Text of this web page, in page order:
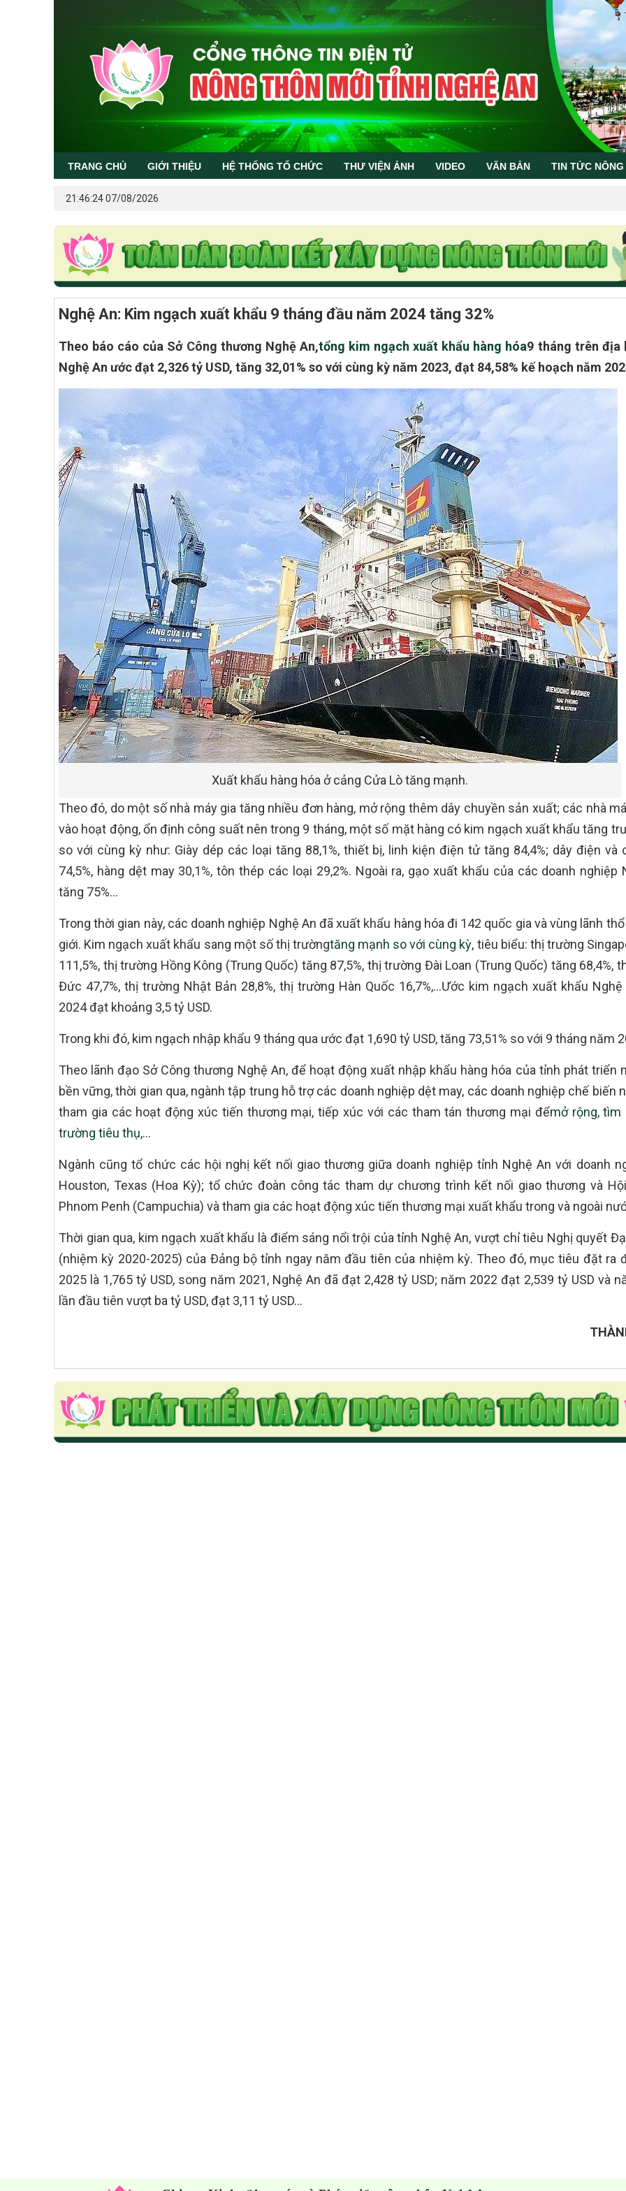
TRANG CHỦ GIỚI THIỆU HỆ THỐNG TỔ CHỨC THƯ VIỆN ẢNH VIDEO VĂN BẢN TIN TỨC
21:46:24 07/08/2026
Nghệ An: Kim ngạch xuất khẩu 9 tháng đầu năm 2024 tăng 32%
Theo báo cáo của Sở Công thương Nghệ An,tổng kim ngạch xuất khẩu hàng hóa9 tháng trên địa
Nghệ An ước đạt 2,326 tỷ USD, tăng 32,01% so với cùng kỳ năm 2023, đạt 84,58% kế hoạch năm
Xuất khẩu hàng hóa ở cảng Cửa Lò tăng mạnh.
Theo đó, do một số nhà máy gia tăng nhiều đơn hàng, mở rộng thêm dây chuyền sản xuất; các nhà
vào hoạt động, ổn định công suất nên trong 9 tháng, một số mặt hàng có kim ngạch xuất khẩu tăng
so với cùng kỳ như: Giày dép các loại tăng 88,1%, thiết bị, linh kiện điện tử tăng 84,4%; dây điện và
74,5%, hàng dệt may 30,1%, tôn thép các loại 29,2%. Ngoài ra, gạo xuất khẩu của các doanh nghiệp
tăng 75%…
Trong thời gian này, các doanh nghiệp Nghệ An đã xuất khẩu hàng hóa đi 142 quốc gia và vùng lãnh
giới. Kim ngạch xuất khẩu sang một số thị trườngtăng mạnh so với cùng kỳ, tiêu biểu: thị trường
111,5%, thị trường Hồng Kông (Trung Quốc) tăng 87,5%, thị trường Đài Loan (Trung Quốc) tăng 68,4%,
Đức 47,7%, thị trường Nhật Bản 28,8%, thị trường Hàn Quốc 16,7%,…Ước kim ngạch xuất khẩu
2024 đạt khoảng 3,5 tỷ USD.
Trong khi đó, kim ngạch nhập khẩu 9 tháng qua ước đạt 1,690 tỷ USD, tăng 73,51% so với 9 tháng năm
Theo lãnh đạo Sở Công thương Nghệ An, để hoạt động xuất nhập khẩu hàng hóa của tỉnh phát triển
bền vững, thời gian qua, ngành tập trung hỗ trợ các doanh nghiệp dệt may, các doanh nghiệp chế biến
tham gia các hoạt động xúc tiến thương mại, tiếp xúc với các tham tán thương mại đểmở rộng, tìm
trường tiêu thụ,…
Ngành cũng tổ chức các hội nghị kết nối giao thương giữa doanh nghiệp tỉnh Nghệ An với doanh
Houston, Texas (Hoa Kỳ); tổ chức đoàn công tác tham dự chương trình kết nối giao thương và
Phnom Penh (Campuchia) và tham gia các hoạt động xúc tiến thương mại xuất khẩu trong và ngoài
Thời gian qua, kim ngạch xuất khẩu là điểm sáng nổi trội của tỉnh Nghệ An, vượt chỉ tiêu Nghị quyết
(nhiệm kỳ 2020-2025) của Đảng bộ tỉnh ngay năm đầu tiên của nhiệm kỳ. Theo đó, mục tiêu đặt ra
2025 là 1,765 tỷ USD, song năm 2021, Nghệ An đã đạt 2,428 tỷ USD; năm 2022 đạt 2,539 tỷ USD và
lần đầu tiên vượt ba tỷ USD, đạt 3,11 tỷ USD…